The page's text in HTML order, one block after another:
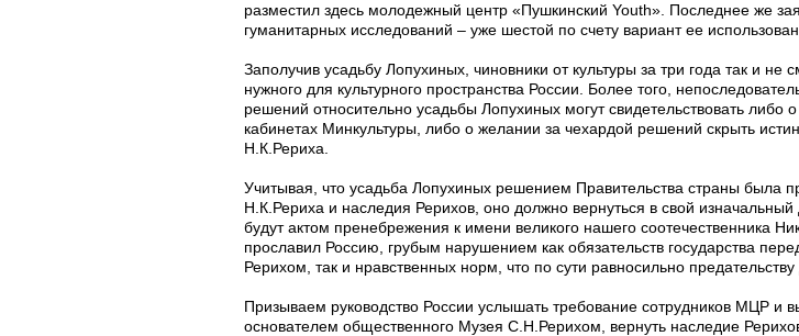
разместил здесь молодежный центр «Пушкинский Youth». Последнее же
гуманитарных исследований – уже шестой по счету вариант ее
Заполучив усадьбу Лопухиных, чиновники от культуры за три года так и не
нужного для культурного пространства России. Более того,
решений относительно усадьбы Лопухиных могут свидетельствовать
кабинетах Минкультуры, либо о желании за чехардой решений скрыть
Н.К.Рериха.
Учитывая, что усадьба Лопухиных решением Правительства страны была
Н.К.Рериха и наследия Рерихов, оно должно вернуться в свой
будут актом пренебрежения к имени великого нашего соотечественника
прославил Россию, грубым нарушением как обязательств государства
Рерихом, так и нравственных норм, что по сути равносильно предательству
Призываем руководство России услышать требование сотрудников МЦР и
основателем общественного Музея С.Н.Рерихом, вернуть наследие